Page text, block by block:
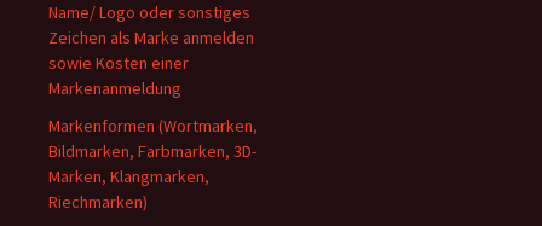
Name/ Logo oder sonstiges
Zeichen als Marke anmelden
sowie Kosten einer
Markenanmeldung
Markenformen (Wortmarken,
Bildmarken, Farbmarken, 3D-
Marken, Klangmarken,
Riechmarken)